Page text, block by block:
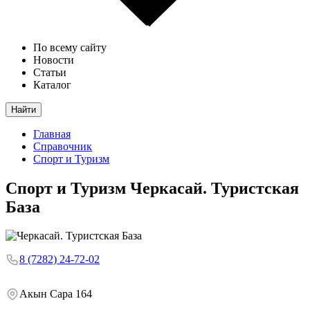
По всему сайту
Новости
Статьи
Каталог
Найти
Главная
Справочник
Спорт и Туризм
Спорт и Туризм Черкасай. Туристская
База
8 (7282) 24-72-02
Акын Сара 164